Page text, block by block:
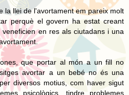
la llei de l'avortament em pareix molt
perquè el govern ha estat creant
en res als ciutadans i una
que portar al món a un fill no
avortar a un bebé no és una
diversos motius, com haver sigut
psicològics, tindre problemes